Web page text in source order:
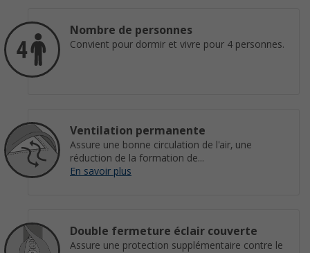
Nombre de personnes
Convient pour dormir et vivre pour 4 personnes.
Ventilation permanente
Assure une bonne circulation de l'air, une
réduction de la formation de...
En savoir plus
Double fermeture éclair couverte
Assure une protection supplémentaire contre le